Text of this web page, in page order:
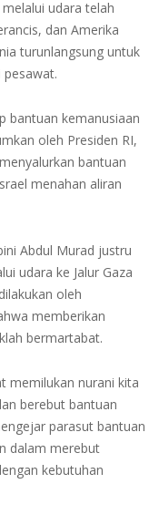
udara telah
dan Amerika
turunlangsung untuk
bantuan kemanusiaan
oleh Presiden RI,
bantuan
menahan aliran
Abdul Murad justru
udara ke Jalur Gaza
oleh
memberikan
bermartabat.
memilukan nurani kita
berebut bantuan
parasut bantuan
dalam merebut
kebutuhan